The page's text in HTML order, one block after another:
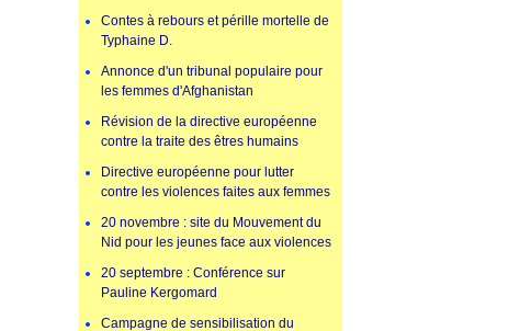
Contes à rebours et pérille mortelle de
Typhaine D.
Annonce d'un tribunal populaire pour
les femmes d'Afghanistan
Révision de la directive européenne
contre la traite des êtres humains
Directive européenne pour lutter
contre les violences faites aux femmes
20 novembre : site du Mouvement du
Nid pour les jeunes face aux violences
20 septembre : Conférence sur
Pauline Kergomard
Campagne de sensibilisation du